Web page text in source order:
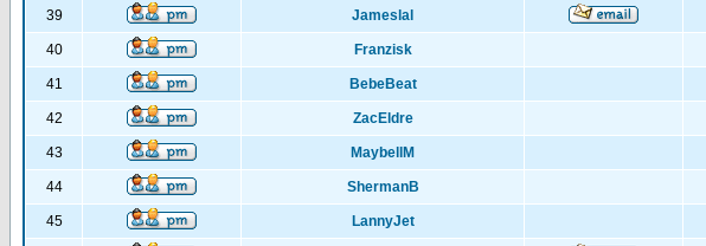
39 Jameslal
40 Franzisk
41 BebeBeat
42 ZacEldre
43 MaybellM
44 ShermanB
45 LannyJet